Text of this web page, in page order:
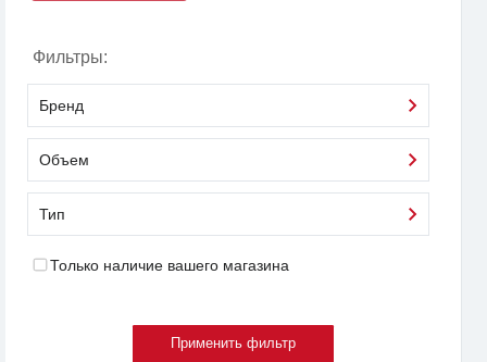
Фильтры:
Бренд
Объем
Тип
Только наличие вашего магазина